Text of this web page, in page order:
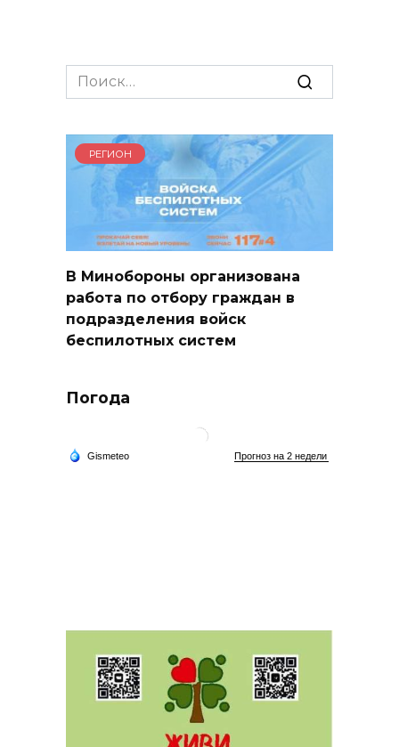
Search
for:
РЕГИОН
В Минобороны организована
работа по отбору граждан в
подразделения войск
беспилотных систем
Погода